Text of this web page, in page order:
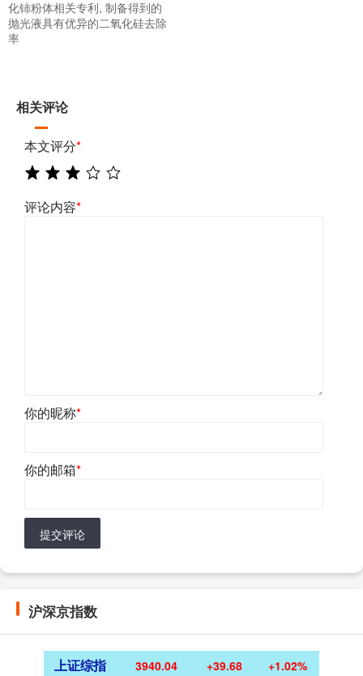
化铈粉体相关专利, 制备得到的
抛光液具有优异的二氧化硅去除
率
相关评论
本文评分*
评论内容*
你的昵称*
你的邮箱*
提交评论
沪深京指数
上证综指 3940.04 +39.68 +1.02%